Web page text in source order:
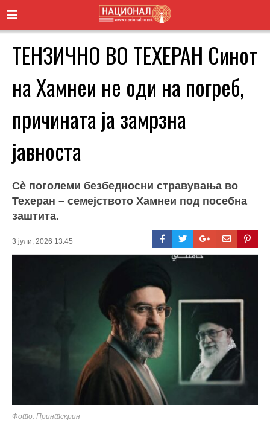
ТЕНЗИЧНО ВО ТЕХЕРАН Синот
на Хамнеи не оди на погреб,
причината ја замрзна
јавноста
Сè поголеми безбедносни стравувања во
Техеран – семејството Хамнеи под посебна
заштита.
3 јули, 2026 13:45
Фото: Принтскрин